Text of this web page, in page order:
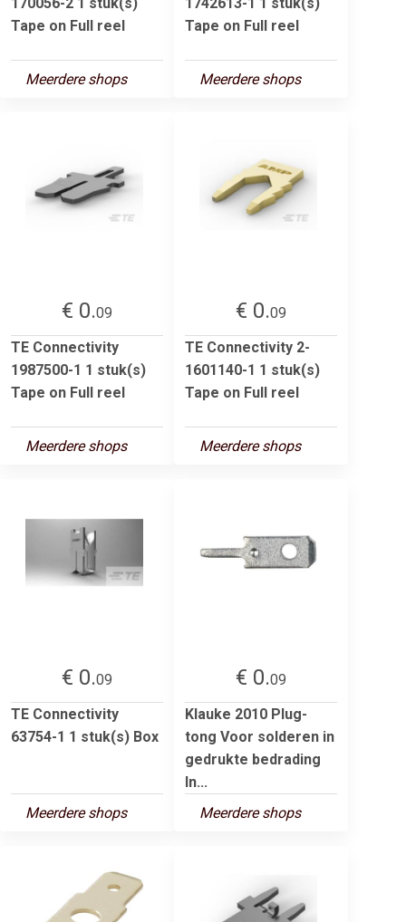
Tape on Full reel
Meerdere shops
Tape on Full reel
Meerdere shops
€ 0.09
TE Connectivity
1987500-1 1 stuk(s)
Tape on Full reel
Meerdere shops
€ 0.09
TE Connectivity 2-
1601140-1 1 stuk(s)
Tape on Full reel
Meerdere shops
€ 0.09
TE Connectivity
63754-1 1 stuk(s) Box
Meerdere shops
€ 0.09
Klauke 2010 Plug-
tong Voor solderen in
gedrukte bedrading
In...
Meerdere shops